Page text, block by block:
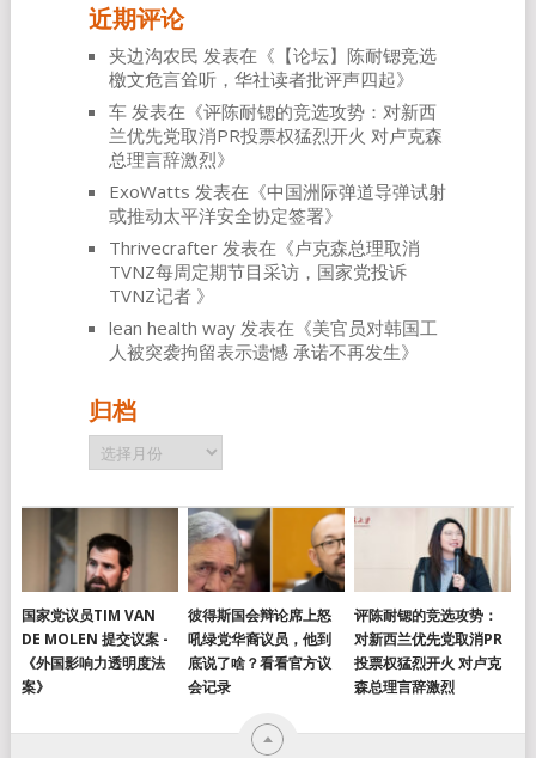
近期评论
夹边沟农民 发表在《 【论坛】陈耐锶竞选
檄文危言耸听，华社读者批评声四起》
车发表在《评陈耐锶的竞选攻势：对新西
兰优先党取消PR投票权猛烈开火 对卢克森
总理言辞激烈》
ExoWatts 发表在《中国洲际弹道导弹试射
或推动太平洋安全协定签署》
Thrivecrafter发表在《卢克森总理取消
TVNZ每周定期节目采访，国家党投诉
TVNZ记者 》
lean health way发表在《美官员对韩国工
人被突袭拘留表示遗憾 承诺不再发生》
归档
归
档
国家党议员TIM VAN
DE MOLEN 提交议案 -
《外国影响力透明度法
案》
彼得斯国会辩论席上怒
吼绿党华裔议员，他到
底说了啥？看看官方议
会记录
评陈耐锶的竞选攻势：
对新西兰优先党取消PR
投票权猛烈开火 对卢克
森总理言辞激烈